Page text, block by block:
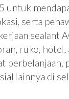
serta
sealant
ruko, hotel,
perbelanjaan,
lainnya di